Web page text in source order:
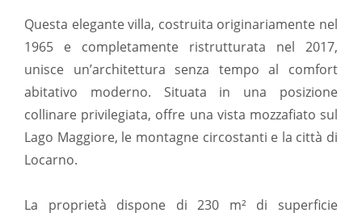
Questa elegante villa, costruita originariamente nel
1965 e completamente ristrutturata nel 2017,
unisce un’architettura senza tempo al comfort
abitativo moderno. Situata in una posizione
collinare privilegiata, offre una vista mozzafiato sul
Lago Maggiore, le montagne circostanti e la città di
Locarno.
La proprietà dispone di 230 m² di superficie